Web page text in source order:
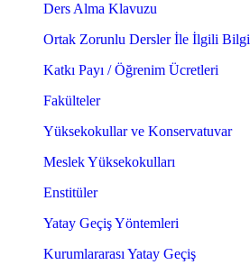
Ders Alma Klavuzu
Ortak Zorunlu Dersler İle İlgili Bilgi
Katkı Payı / Öğrenim Ücretleri
Fakülteler
Yüksekokullar ve Konservatuvar
Meslek Yüksekokulları
Enstitüler
Yatay Geçiş Yöntemleri
Kurumlararası Yatay Geçiş